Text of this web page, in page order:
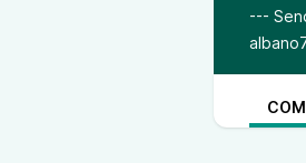
---